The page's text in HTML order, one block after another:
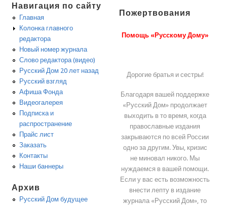
Навигация по сайту
Главная
Колонка главного
редактора
Новый номер журнала
Слово редактора (видео)
Русский Дом 20 лет назад
Русский взгляд
Афиша Фонда
Видеогалерея
Подписка и
распространение
Прайс лист
Заказать
Контакты
Наши баннеры
Архив
Русский Дом будущее
Пожертвования
Помощь «Русскому Дому»
Дорогие братья и сестры!
Благодаря вашей поддержке
«Русский Дом» продолжает
выходить в то время, когда
православные издания
закрываются по всей России
одно за другим. Увы, кризис
не миновал никого. Мы
нуждаемся в вашей помощи.
Если у вас есть возможность
внести лепту в издание
журнала «Русский Дом», то